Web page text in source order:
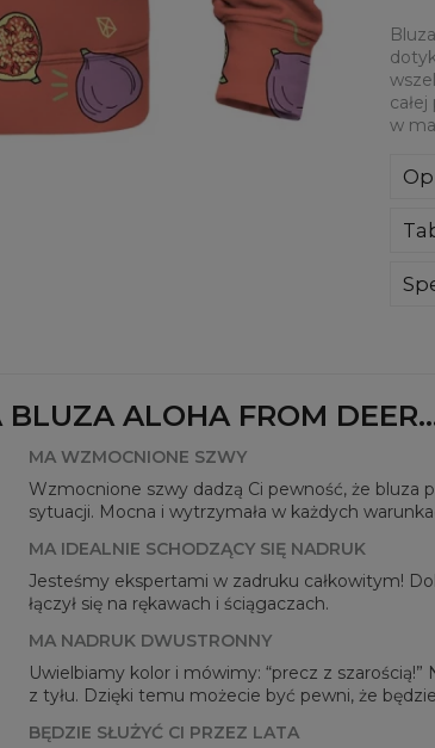
w
CM
BLUZA ALOHA FROM
MA WZMOCNIONE SZWY
Wzmocnione szwy dadzą Ci pewność, że bluza
sytuacji. Mocna i wytrzymała w każdych
MA IDEALNIE SCHODZĄCY SIĘ NADRUK
Jesteśmy ekspertami w zadruku całkowitym!
łączył się na rękawach i ściągaczach.
MA NADRUK DWUSTRONNY
Uwielbiamy kolor i mówimy: “precz z
z tyłu. Dzięki temu możecie być pewni, że
BĘDZIE SŁUŻYĆ CI PRZEZ LATA